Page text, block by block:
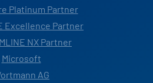
Platinum Partner
Excellence Partner
NX Partner
Microsoft
AG